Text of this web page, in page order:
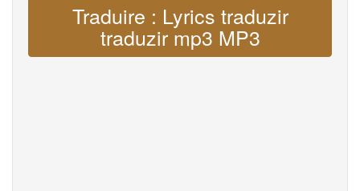
Traduire : Lyrics traduzir
traduzir mp3 MP3